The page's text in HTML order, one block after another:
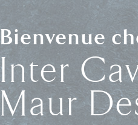
Bienvenue
Inter
Maur